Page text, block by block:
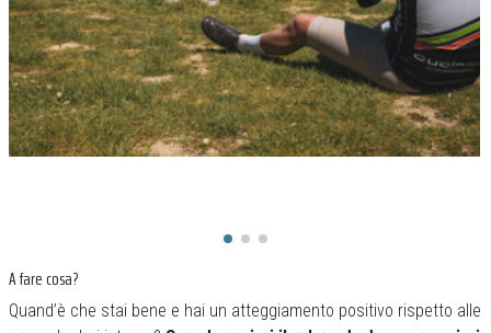
A fare cosa?
Quand’è che stai bene e hai un atteggiamento positivo rispetto alle